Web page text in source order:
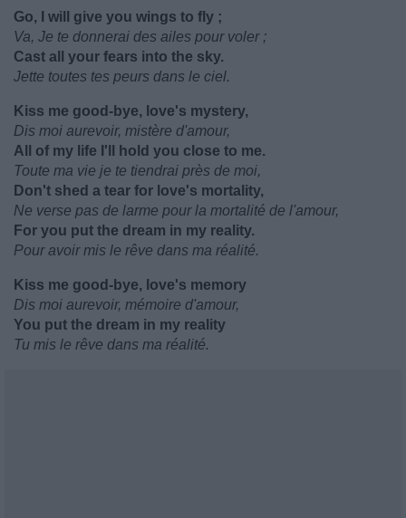
Go, I will give you wings to fly ;
Va, Je te donnerai des ailes pour voler ;
Cast all your fears into the sky.
Jette toutes tes peurs dans le ciel.
Kiss me good-bye, love's mystery,
Dis moi aurevoir, mistère d'amour,
All of my life I'll hold you close to me.
Toute ma vie je te tiendrai près de moi,
Don't shed a tear for love's mortality,
Ne verse pas de larme pour la mortalité de l'amour,
For you put the dream in my reality.
Pour avoir mis le rêve dans ma réalité.
Kiss me good-bye, love's memory
Dis moi aurevoir, mémoire d'amour,
You put the dream in my reality
Tu mis le rêve dans ma réalité.